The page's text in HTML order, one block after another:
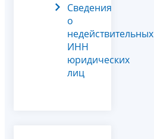
Сведения
о
недействительных
ИНН
юридических
лиц